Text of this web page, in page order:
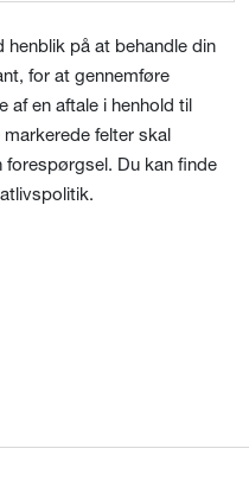
henblik på at behandle din
for at gennemføre
af en aftale i henhold til
felter skal
forespørgsel. Du kan finde